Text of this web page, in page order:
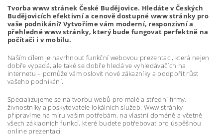
Tvorba www stránek České Budějovice. Hledáte v Českých
Budějovicích efektivní a cenově dostupné www stránky pro
vaše podnikání? Vytvoříme vám moderní, responzivní a
přehledné www stránky, který bude fungovat perfektně na
počítači i v mobilu.
Naším cílem je navrhnout funkční webovou prezentaci, která nejen
dobře vypadá, ale také se dobře hledá ve vyhledávačích na
internetu – pomůže vám oslovit nové zákazníky a podpořit růst
vašeho podnikání.
Specializujeme se na tvorbu webů pro malé a střední firmy,
živnostníky a poskytovatele lokálních služeb. Www stránky
připravíme na míru vašim potřebám, na vlastní doméně a včetně
všech základních funkcí, které budete potřebovat pro úspěšnou
online prezentaci.